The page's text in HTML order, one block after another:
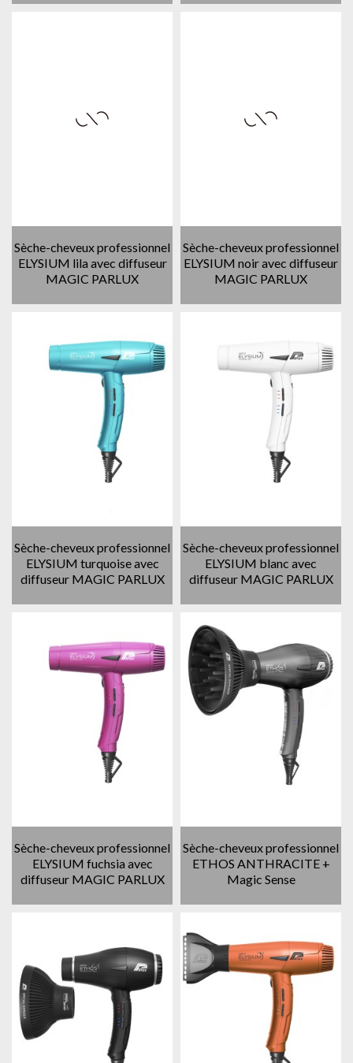
Sèche-cheveux professionnel
ELYSIUM lila avec diffuseur
MAGIC PARLUX
Sèche-cheveux professionnel
ELYSIUM noir avec diffuseur
MAGIC PARLUX
Sèche-cheveux professionnel
ELYSIUM turquoise avec
diffuseur MAGIC PARLUX
Sèche-cheveux professionnel
ELYSIUM blanc avec
diffuseur MAGIC PARLUX
Sèche-cheveux professionnel
ELYSIUM fuchsia avec
diffuseur MAGIC PARLUX
Sèche-cheveux professionnel
ETHOS ANTHRACITE +
Magic Sense